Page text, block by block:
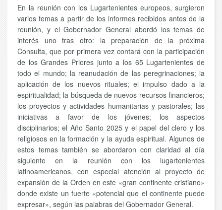
En la reunión con los Lugartenientes europeos, surgieron
varios temas a partir de los informes recibidos antes de la
reunión, y el Gobernador General abordó los temas de
interés uno tras otro: la preparación de la próxima
Consulta, que por primera vez contará con la participación
de los Grandes Priores junto a los 65 Lugartenientes de
todo el mundo; la reanudación de las peregrinaciones; la
aplicación de los nuevos rituales; el impulso dado a la
espiritualidad; la búsqueda de nuevos recursos financieros;
los proyectos y actividades humanitarias y pastorales; las
iniciativas a favor de los jóvenes; los aspectos
disciplinarios; el Año Santo 2025 y el papel del clero y los
religiosos en la formación y la ayuda espiritual. Algunos de
estos temas también se abordaron con claridad al día
siguiente en la reunión con los lugartenientes
latinoamericanos, con especial atención al proyecto de
expansión de la Orden en este «gran continente cristiano»
donde existe un fuerte «potencial que el continente puede
expresar», según las palabras del Gobernador General.